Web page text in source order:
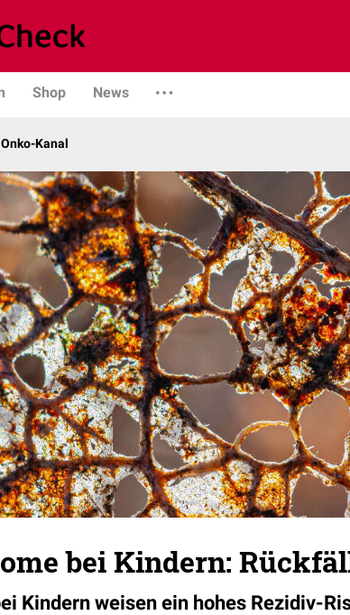
Shop News
Kanal
bei Kindern:
Kindern weisen ein hohes Rezidiv-